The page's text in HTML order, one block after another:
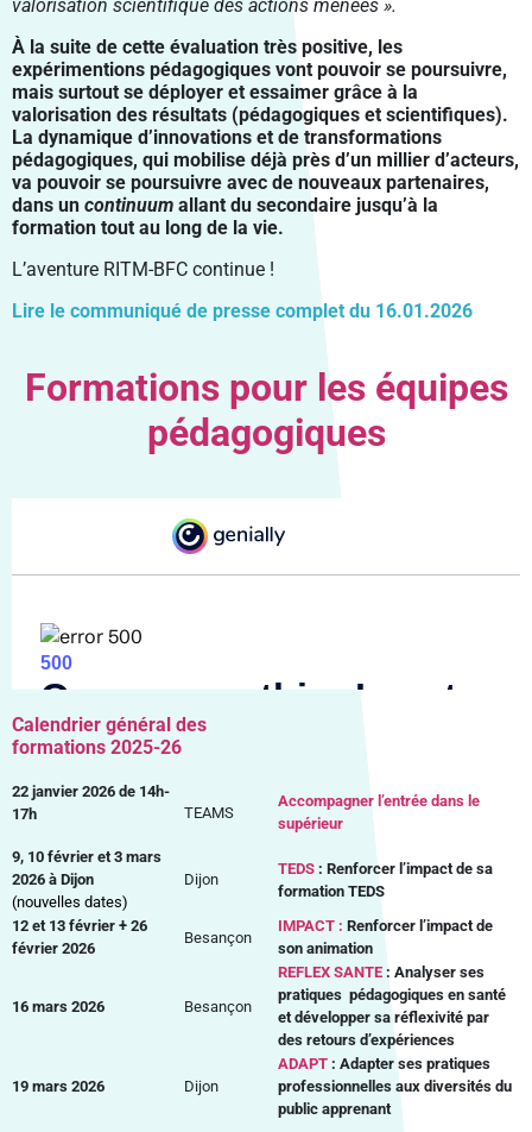
valorisation scientifique des actions menées ».
À la suite de cette évaluation très positive, les
expérimentions pédagogiques vont pouvoir se poursuivre,
mais surtout se déployer et essaimer grâce à la
valorisation des résultats (pédagogiques et scientifiques).
La dynamique d’innovations et de transformations
pédagogiques, qui mobilise déjà près d’un millier d’acteurs,
va pouvoir se poursuivre avec de nouveaux partenaires,
dans un continuum allant du secondaire jusqu’à la
formation tout au long de la vie.
L’aventure RITM-BFC continue !
Lire le communiqué de presse complet du 16.01.2026
Formations pour les équipes
pédagogiques
Calendrier général des
formations 2025-26
22 janvier 2026 de 14h-
17h
TEAMS
Accompagner l’entrée dans le
supérieur
9, 10 février et 3 mars
2026 à Dijon
(nouvelles dates)
Dijon
TEDS : Renforcer l’impact de sa
formation TEDS
12 et 13 février + 26
février 2026
Besançon
IMPACT : Renforcer l’impact de
son animation
16 mars 2026 Besançon
REFLEX SANTE : Analyser ses
pratiques pédagogiques en santé
et développer sa réflexivité par
des retours d’expériences
19 mars 2026 Dijon
ADAPT : Adapter ses pratiques
professionnelles aux diversités du
public apprenant